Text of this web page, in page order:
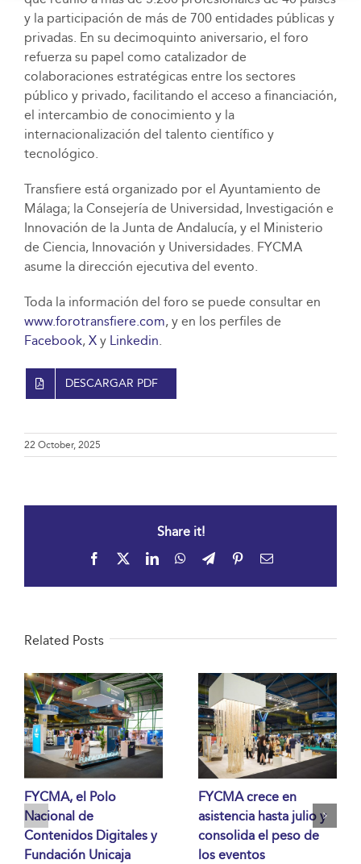
y la participación de más de 700 entidades públicas y
privadas. En su decimoquinto aniversario, el foro
refuerza su papel como catalizador de
colaboraciones estratégicas entre los sectores
público y privado, facilitando el acceso a financiación,
el intercambio de conocimiento y la
internacionalización del talento científico y
tecnológico.
Transfiere está organizado por el Ayuntamiento de
Málaga; la Consejería de Universidad, Investigación e
Innovación de la Junta de Andalucía, y el Ministerio
de Ciencia, Innovación y Universidades. FYCMA
asume la dirección ejecutiva del evento.
Toda la información del foro se puede consultar en
www.forotransfiere.com, y en los perfiles de
Facebook, Xy Linkedin.
DESCARGAR PDF
22 October, 2025
Share it!
Facebook LinkedInWhatsApp
TelegramPinterestEmail
Related Posts
FYCMA, el Polo
Nacional de
Contenidos Digitales y
Fundación Unicaja
FYCMA crece en
asistencia hasta julio y
consolida el peso de
los eventos